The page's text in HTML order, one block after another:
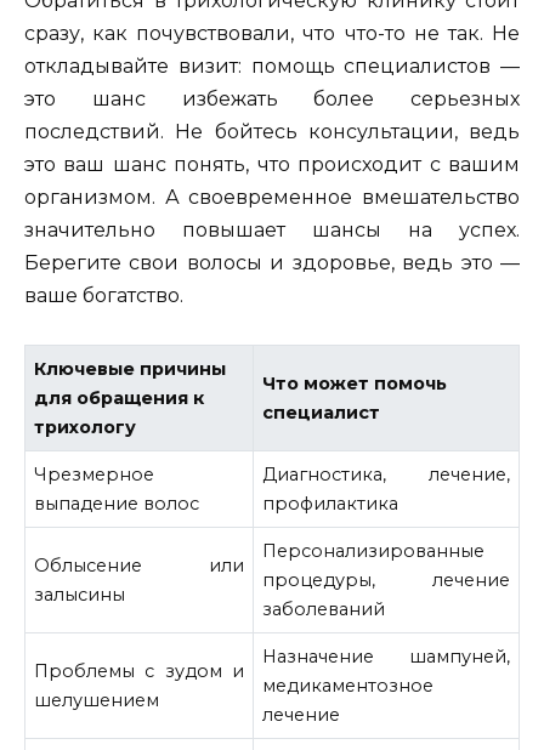
сразу, как почувствовали, что что-то не так. Не
откладывайте визит: помощь специалистов —
это шанс избежать более серьезных
последствий. Не бойтесь консультации, ведь
это ваш шанс понять, что происходит с вашим
организмом. А своевременное вмешательство
значительно повышает шансы на успех.
Берегите свои волосы и здоровье, ведь это —
ваше богатство.
Ключевые причины
для обращения к
трихологу
Что может помочь
специалист
Чрезмерное
выпадение волос
Диагностика, лечение,
профилактика
Облысение или
залысины
Персонализированные
процедуры, лечение
заболеваний
Проблемы с зудом и
шелушением
Назначение шампуней,
медикаментозное
лечение